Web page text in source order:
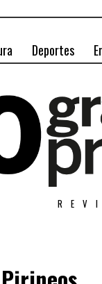
Deportes